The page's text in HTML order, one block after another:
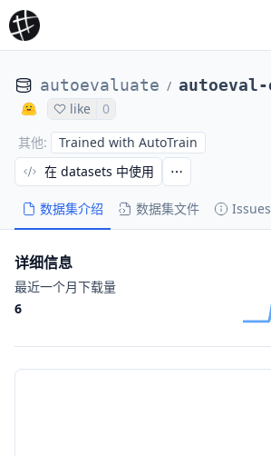
autoevaluate /
like
0
其他: Trained with AutoTrain
数据集介绍 数据集文件 Issues
在 datasets 中使用
详细信息
最近一个月下载量
6